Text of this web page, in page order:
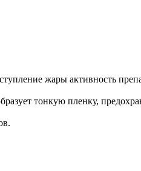
жары активность
тонкую пленку,